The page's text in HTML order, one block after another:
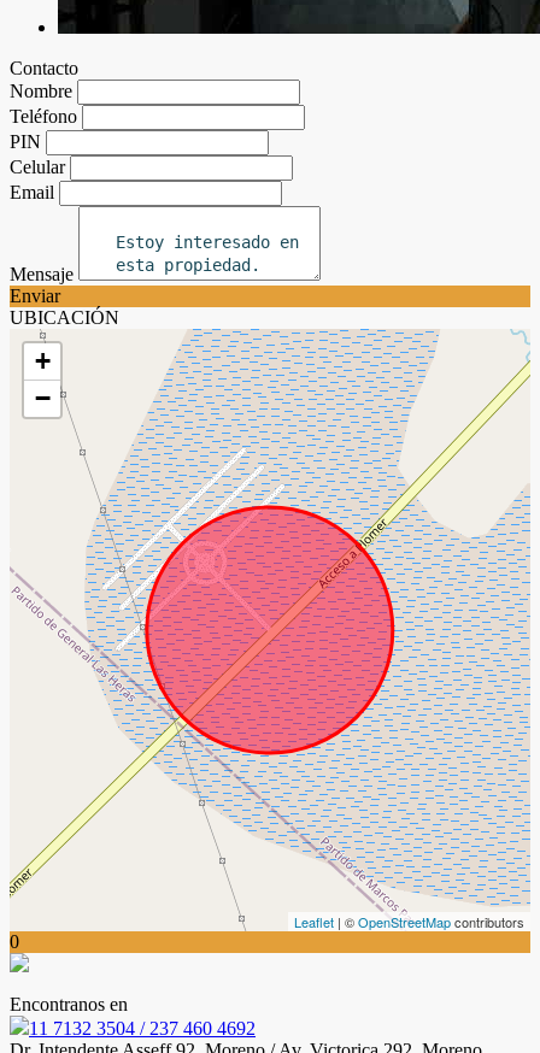
Contacto
Nombre
Teléfono
PIN
Celular
Email
Mensaje
Enviar
UBICACIÓN
+
−
Leaflet | ©OpenStreetMapcontributors
0
Encontranos en
11 7132 3504 / 237 460 4692